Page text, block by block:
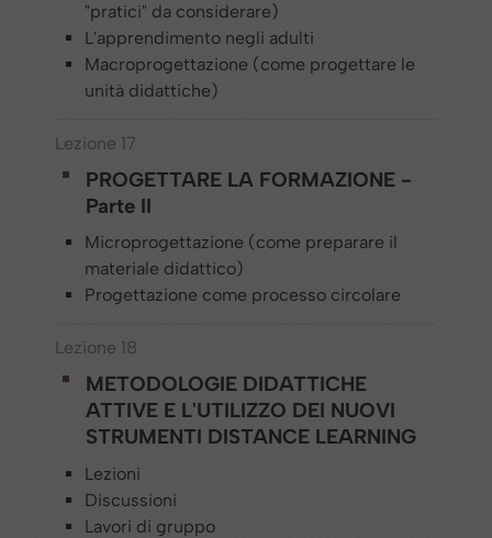
"pratici" da considerare)
L'apprendimento negli adulti
Macroprogettazione (come progettare le
unità didattiche)
Lezione 17
PROGETTARE LA FORMAZIONE -
Parte II
Microprogettazione (come preparare il
materiale didattico)
Progettazione come processo circolare
Lezione 18
METODOLOGIE DIDATTICHE
ATTIVE E L'UTILIZZO DEI NUOVI
STRUMENTI DISTANCE LEARNING
Lezioni
Discussioni
Lavori di gruppo